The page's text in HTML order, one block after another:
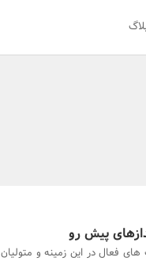
پیش رو
فعال در این زمینه و متولیان